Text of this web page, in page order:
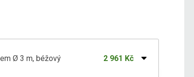
Ø 3 m, béžový 2 961 Kč